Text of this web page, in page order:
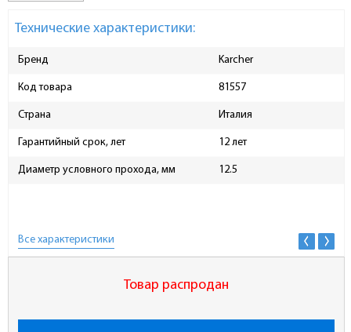
Технические характеристики:
Бренд Karcher
Код товара 81557
Страна Италия
Гарантийный срок, лет 12 лет
Диаметр условного прохода, мм 12.5
Все характеристики
Товар распродан